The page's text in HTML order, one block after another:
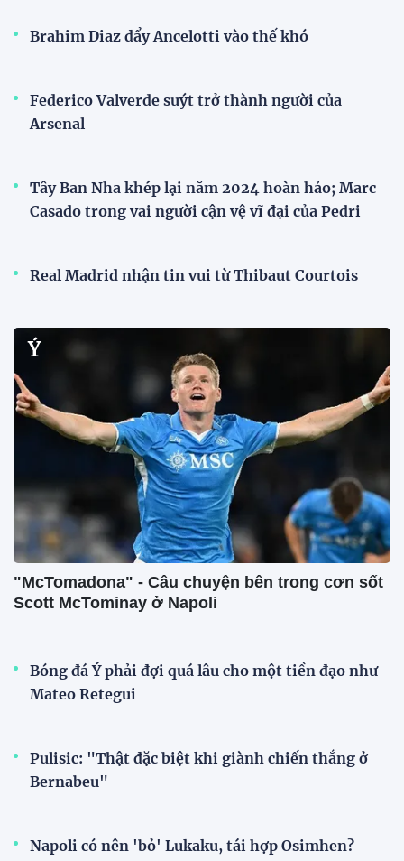
Brahim Diaz đẩy Ancelotti vào thế khó
Federico Valverde suýt trở thành người của
Arsenal
Tây Ban Nha khép lại năm 2024 hoàn hảo; Marc
Casado trong vai người cận vệ vĩ đại của Pedri
Real Madrid nhận tin vui từ Thibaut Courtois
Ý
"McTomadona" - Câu chuyện bên trong cơn sốt
Scott McTominay ở Napoli
Bóng đá Ý phải đợi quá lâu cho một tiền đạo như
Mateo Retegui
Pulisic: "Thật đặc biệt khi giành chiến thắng ở
Bernabeu"
Napoli có nên 'bỏ' Lukaku, tái hợp Osimhen?